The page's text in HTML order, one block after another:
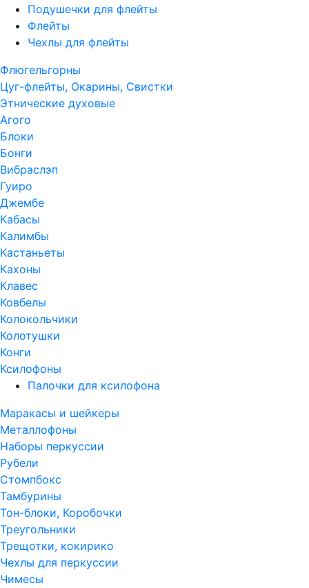
Подушечки для флейты
Флейты
Чехлы для флейты
Флюгельгорны
Цуг-флейты, Окарины, Свистки
Этнические духовые
Агого
Блоки
Бонги
Вибраслэп
Гуиро
Джембе
Кабасы
Калимбы
Кастаньеты
Кахоны
Клавес
Ковбелы
Колокольчики
Колотушки
Конги
Ксилофоны
Палочки для ксилофона
Маракасы и шейкеры
Металлофоны
Наборы перкуссии
Рубели
Стомпбокс
Тамбурины
Тон-блоки, Коробочки
Треугольники
Трещотки, кокирико
Чехлы для перкуссии
Чимесы